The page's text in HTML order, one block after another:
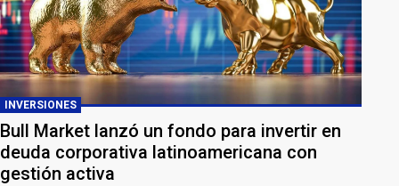
INVERSIONES
Bull Market lanzó un fondo para invertir en
deuda corporativa latinoamericana con
gestión activa